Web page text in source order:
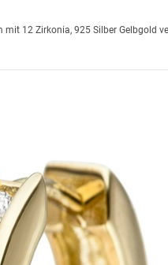
mit 12 Zirkonia, 925 Silber Gelbgold